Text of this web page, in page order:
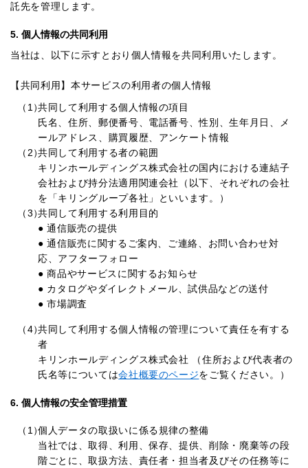
託先を管理します。
5. 個人情報の共同利用
当社は、以下に示すとおり個人情報を共同利用いたします。
【共同利用】本サービスの利用者の個人情報
（1）共同して利用する個人情報の項目
氏名、住所、郵便番号、電話番号、性別、生年月日、メ
ールアドレス、購買履歴、アンケート情報
（2）共同して利用する者の範囲
キリンホールディングス株式会社の国内における連結子
会社および持分法適用関連会社（以下、それぞれの会社
を「キリングループ各社」といいます。）
（3）共同して利用する利用目的
● 通信販売の提供
● 通信販売に関するご案内、ご連絡、お問い合わせ対
応、アフターフォロー
● 商品やサービスに関するお知らせ
● カタログやダイレクトメール、試供品などの送付
● 市場調査
（4）共同して利用する個人情報の管理について責任を有する
者
キリンホールディングス株式会社 （住所および代表者の
氏名等については会社概要のページをご覧ください。）
6. 個人情報の安全管理措置
（1）個人データの取扱いに係る規律の整備
当社では、取得、利用、保存、提供、削除・廃棄等の段
階ごとに、取扱方法、責任者・担当者及びその任務等に